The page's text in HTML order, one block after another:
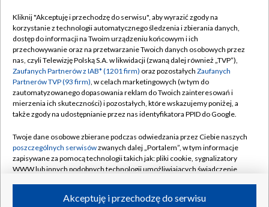
TVP
Abonament TVP
Emisja w TVP
Centrum informacji TVP
Naziemna Telewizja Cyfrowa
Rada Programowa
System NOS
Informacje o nadawcy
Program dla prasy
Regulamin TVP
Polityka prywatności
Moje zgody
Pomoc
Kontakt
Kanały
Kliknij "Akceptuję i przechodzę do serwisu", aby wyrazić zgody na
korzystanie z technologii automatycznego śledzenia i zbierania danych,
dostęp do informacji na Twoim urządzeniu końcowym i ich
przechowywanie oraz na przetwarzanie Twoich danych osobowych przez
nas, czyli Telewizję Polską S.A. w likwidacji (zwaną dalej również „TVP”),
Zaufanych Partnerów z IAB* (1201 firm) oraz pozostałych Zaufanych
Partnerów TVP (93 firm), w celach marketingowych (w tym do
zautomatyzowanego dopasowania reklam do Twoich zainteresowań i
mierzenia ich skuteczności) i pozostałych, które wskazujemy poniżej, a
także zgody na udostępnianie przez nas identyfikatora PPID do Google.
Twoje dane osobowe zbierane podczas odwiedzania przez Ciebie naszych
poszczególnych serwisówzwanych dalej „Portalem”, w tym informacje
zapisywane za pomocą technologii takich jak: pliki cookie, sygnalizatory
WWW lub innych podobnych technologii umożliwiających świadczenie
ruchu w Internecie.Akceptuję i przechodzę do serwisu